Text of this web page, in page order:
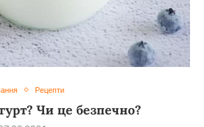
Рецепти
Чи це безпечно?